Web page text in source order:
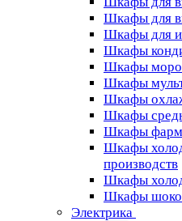
Шкафы для
Шкафы для
Шкафы
Шкафы
Шкафы
Шкафы
Шкафы
Шкафы
Шкафы
производств
Шкафы
Шкафы
Электрика